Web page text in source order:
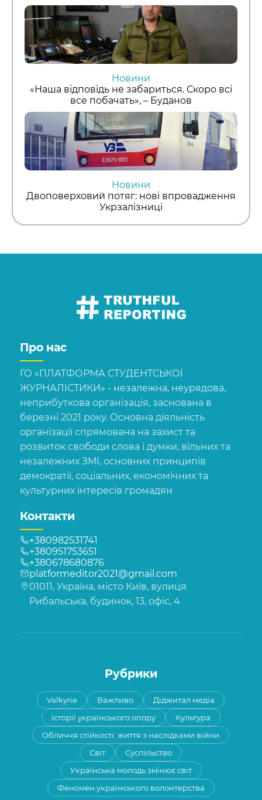
Новини
«Наша відповідь не забариться. Скоро всі
все побачать», – Буданов
Новини
Двоповерховий потяг: нові впровадження
Укрзалізниці
Про нас
ГО «ПЛАТФОРМА СТУДЕНТСЬКОЇ
ЖУРНАЛІСТИКИ» - незалежна, неурядова,
неприбуткова організація, заснована в
березні 2021 року. Основна діяльність
організації спрямована на захист та
розвиток свободи слова і думки, вільних та
незалежних ЗМІ, основних принципів
демократії, соціальних, економічних та
культурних інтересів громадян
Контакти
+380982531741
+380951753651
+380678680876
platformeditor2021@gmail.com
01011, Україна, місто Київ, вулиця
Рибальська, будинок, 13, офіс, 4
Рубрики
Valkyrie Важливо
Діджитал медіа
Історії українського опору
Культура
Обличчя стійкості: життя з наслідками війни
Світ
Суспільство
Українська молодь змінює світ
Феномен українського волонтерства